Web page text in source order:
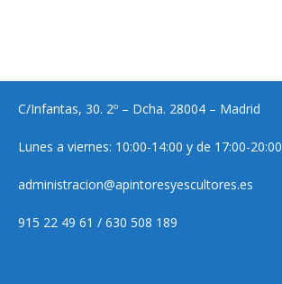
C/Infantas, 30. 2º – Dcha. 28004 – Madrid
Lunes a viernes: 10:00-14:00 y de 17:00-20:00
administracion@apintoresyescultores.es
915 22 49 61 / 630 508 189